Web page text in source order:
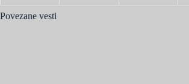
Povezane vesti